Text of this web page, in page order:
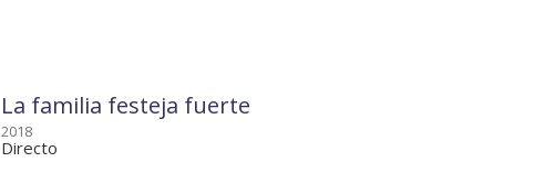
La familia festeja fuerte
2018
Directo